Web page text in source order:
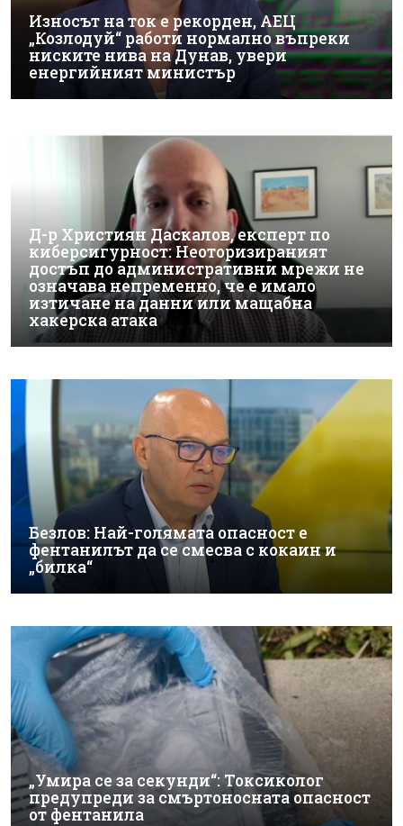
Износът на ток е рекорден, АЕЦ
„Козлодуй“ работи нормално въпреки
ниските нива на Дунав, увери
енергийният министър
Д-р Християн Даскалов, експерт по
киберсигурност: Неоторизираният
достъп до административни мрежи не
означава непременно, че е имало
изтичане на данни или мащабна
хакерска атака
Безлов: Най-голямата опасност е
фентанилът да се смесва с кокаин и
„билка“
„Умира се за секунди“: Токсиколог
предупреди за смъртоносната опасност
от фентанила